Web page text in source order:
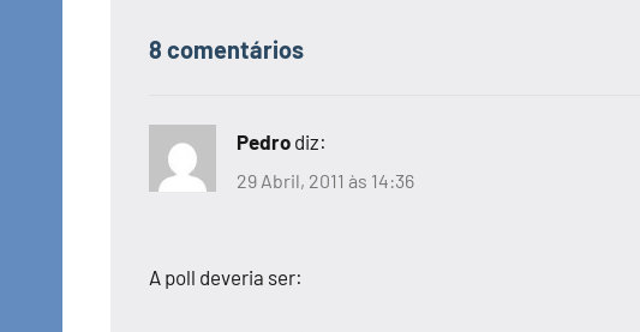
8 comentários
Pedro diz:
29 Abril, 2011 às 14:36
A poll deveria ser: